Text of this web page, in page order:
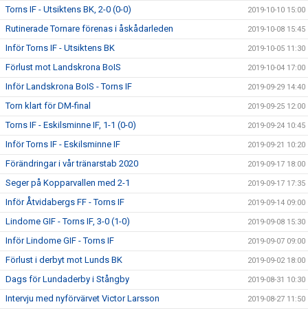
Torns IF - Utsiktens BK, 2-0 (0-0) 2019-10-10 15:00
Rutinerade Tornare förenas i åskådarleden 2019-10-08 15:45
Inför Torns IF - Utsiktens BK 2019-10-05 11:30
Förlust mot Landskrona BoIS 2019-10-04 17:00
Inför Landskrona BoIS - Torns IF 2019-09-29 14:40
Torn klart för DM-final 2019-09-25 12:00
Torns IF - Eskilsminne IF, 1-1 (0-0) 2019-09-24 10:45
Inför Torns IF - Eskilsminne IF 2019-09-21 10:20
Förändringar i vår tränarstab 2020 2019-09-17 18:00
Seger på Kopparvallen med 2-1 2019-09-17 17:35
Inför Åtvidabergs FF - Torns IF 2019-09-14 09:00
Lindome GIF - Torns IF, 3-0 (1-0) 2019-09-08 15:30
Inför Lindome GIF - Torns IF 2019-09-07 09:00
Förlust i derbyt mot Lunds BK 2019-09-02 18:00
Dags för Lundaderby i Stångby 2019-08-31 10:30
Intervju med nyförvärvet Victor Larsson 2019-08-27 11:50